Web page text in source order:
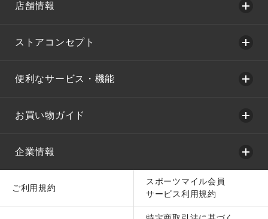
店舗情報
ストアコンセプト
便利なサービス・機能
お買い物ガイド
企業情報
ご利用規約
スポーツマイル会員
サービス利用規約